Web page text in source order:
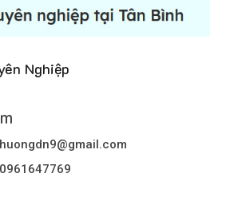
Nghiệp
huongdn9@gmail.com
0961647769